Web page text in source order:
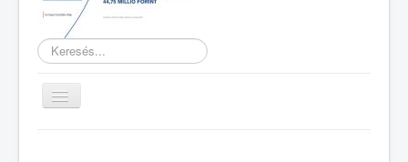
Keresés...
Navigáció
váltása